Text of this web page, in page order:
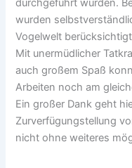
wurden
Vogelwelt
Mit unermüdlicher
auch großem Spaß
Arbeiten noch am
Ein großer Dank geht
Zurverfügungstellung
nicht ohne weiteres